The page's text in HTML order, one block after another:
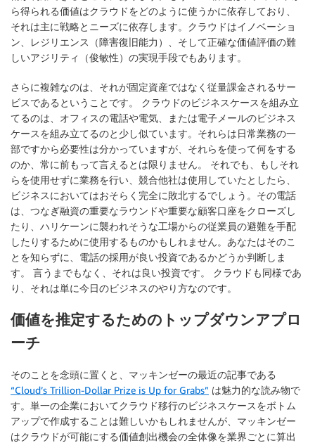
ら得られる価値はクラウドをどのように使うかに依存しており、
それは主に戦略とニーズに依存します。クラウドはイノベーショ
ン、レジリエンス（障害復旧能力）、そして正確な価値評価の難
しいアジリティ（俊敏性）の実現手段でもあります。
さらに複雑なのは、それが固定資産ではなく従量課金されるサー
ビスであるということです。 クラウドのビジネスケースを組み立
てるのは、オフィスの電話や電気、または電子メールのビジネス
ケースを組み立てるのと少し似ています。それらは日常業務の一
部ですから必要性は分かっていますが、それらを使って何をする
のか、常に前もって言えるとは限りません。 それでも、もしそれ
らを使用せずに業務を行い、競合他社は使用していたとしたら、
ビジネスにおいてはおそらく完全に敗北するでしょう。その電話
は、つなぎ融資の重要なラウンドや重要な顧客口座をクローズし
たり、ハリケーンに襲われそうな工場からの従業員の避難を手配
したりするために使用するものかもしれません。あなたはそのこ
とを知らずに、電話の採用が良い投資であるかどうか判断しま
す。 言うまでもなく、それは良い投資です。 クラウドも同様であ
り、それは単に今日のビジネスのやり方なのです。
価値を推定するためのトップダウンアプロ
ーチ
そのことを念頭に置くと、マッキンゼーの最近の記事である
“Cloud’s Trillion-Dollar Prize is Up for Grabs” は魅力的な読み物で
す。単一の企業においてクラウド移行のビジネスケースをボトム
アップで作成することは難しいかもしれませんが、マッキンゼー
はクラウドが可能にする価値創出機会の全体像を業界ごとに算出